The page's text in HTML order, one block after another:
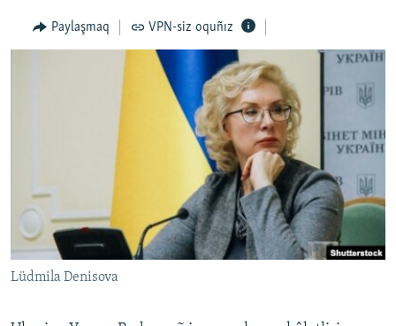
VİDEO
Українською
QOŞULIÑIZ!
Paylaşmaq VPN-siz oquñız
Lüdmila Denisova